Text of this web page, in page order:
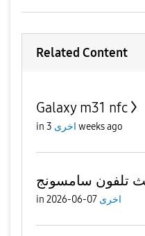
Related Content
Galaxy m31 nfc
in اخرى 3 weeks ago
in اخرى 07-06-2026